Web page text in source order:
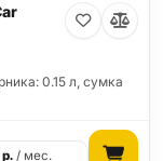
0.15 л, сумка
р. / мес.